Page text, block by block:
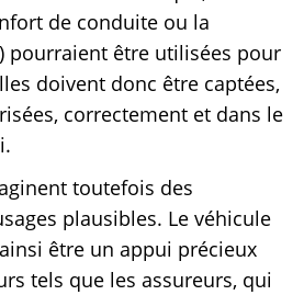
de conduite ou la
pourraient être utilisées pour
doivent donc être captées,
correctement et dans le
toutefois des
plausibles. Le véhicule
être un appui précieux
tels que les assureurs, qui